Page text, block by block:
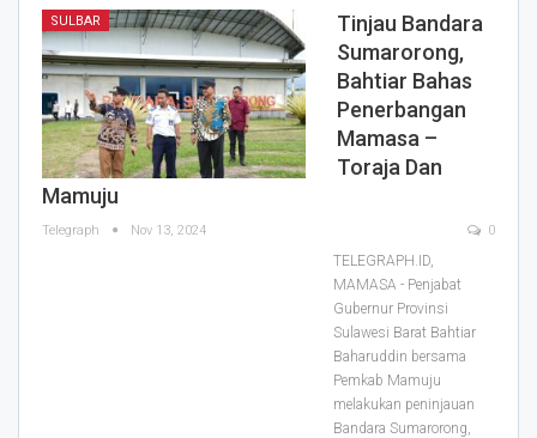
SULBAR
Tinjau Bandara
Sumarorong,
Bahtiar Bahas
Penerbangan
Mamasa –
Toraja Dan
Mamuju
Telegraph Nov 13, 2024 0
TELEGRAPH.ID,
MAMASA - Penjabat
Gubernur Provinsi
Sulawesi Barat Bahtiar
Baharuddin bersama
Pemkab Mamuju
melakukan peninjauan
Bandara Sumarorong,